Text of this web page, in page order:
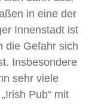
in eine der
Innenstadt ist
die Gefahr sich
Insbesondere
sehr viele
Pub“ mit